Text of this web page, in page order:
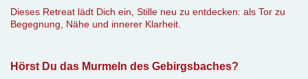
Dieses Retreat lädt Dich ein, Stille neu zu entdecken: als Tor zu
Begegnung, Nähe und innerer Klarheit.
Hörst Du das Murmeln des Gebirgsbaches?